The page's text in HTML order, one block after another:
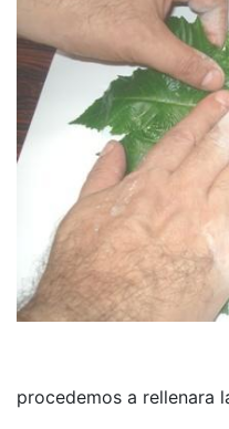
procedemos a rellenara